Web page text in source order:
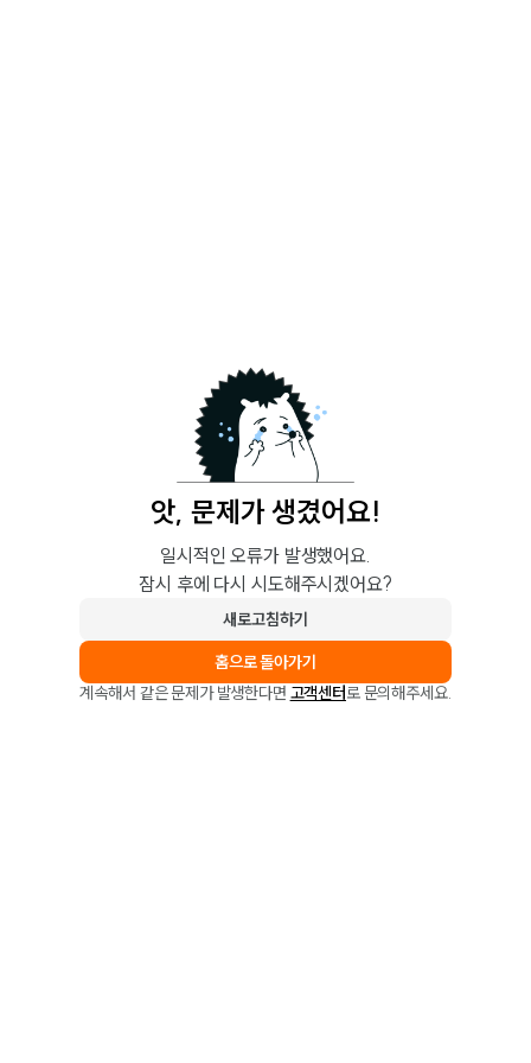
앗, 문제가 생겼어요!
일시적인 오류가 발생했어요.
잠시 후에 다시 시도해주시겠어요?
새로고침하기
홈으로 돌아가기
계속해서 같은 문제가 발생한다면 고객센터로 문의해주세요.